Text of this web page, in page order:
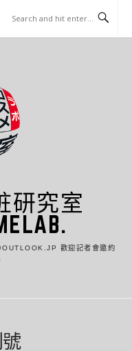
研究室
歡迎記者會邀約
號